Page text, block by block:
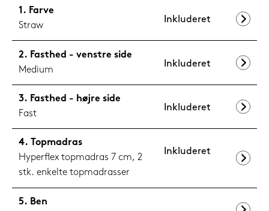
Farve
Straw
Inkluderet
Fasthed - venstre side
Medium
Inkluderet
Fasthed - højre side
Fast
Inkluderet
Topmadras
Hyperflex topmadras 7 cm, 2
stk. enkelte topmadrasser
Inkluderet
Ben